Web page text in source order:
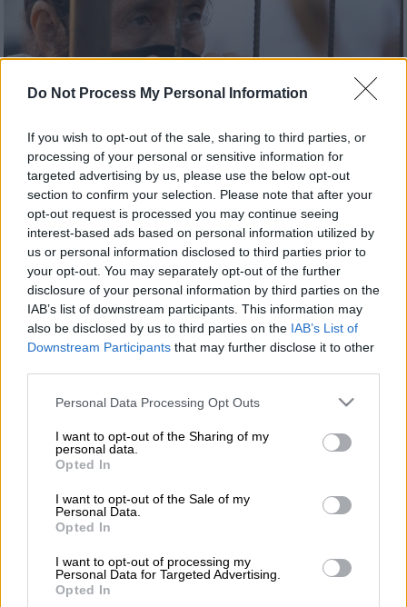
Do Not Process My Personal Information
If you wish to opt-out of the sale, sharing to third parties, or
processing of your personal or sensitive information for
targeted advertising by us, please use the below opt-out
section to confirm your selection. Please note that after your
opt-out request is processed you may continue seeing
interest-based ads based on personal information utilized by
us or personal information disclosed to third parties prior to
your opt-out. You may separately opt-out of the further
disclosure of your personal information by third parties on the
IAB’s list of downstream participants. This information may
also be disclosed by us to third parties on the IAB’s List of
Downstream Participants that may further disclose it to other
Please note that this website/app uses one or more Google
not limited to your visit or usage behaviour. You may click to
grant or deny consent to Google and its third-party tags to
use your data for below specified purposes in below Google
consent section.
Personal Data Processing Opt Outs
I want to opt-out of the Sharing of my
personal data.
Opted In
I want to opt-out of the Sale of my
Personal Data.
Opted In
I want to opt-out of processing my
Personal Data for Targeted Advertising.
Opted In
Ισημερινός - φυλακές/ ΑP
Προσθέστε το ΕΘΝΟΣ στη Google
Τουλάχιστον15 άνθρωποι σκοτώθηκαν και
άλλοι14τραυματίστηκαν σε νέες
συγκρούσειςπου ξέσπασαν μεταξύ
αντίπαλωνσυμμοριών σε φυλακή στο
Γουαγιακίλ τουΙσημερινού, ανακοίνωσε
σήμερα ησωφρονιστικήαρχή της χώρας
(SNAI).
ΔΙΑΒΑΣΤΕ ΕΠΙΣΗΣ
Κόσμος|12.11.2024 18:23
Βρετανία: Πρόταση νόμου για να
επιτρέπεται η ευθανασία σε Αγγλία
και Ουαλία